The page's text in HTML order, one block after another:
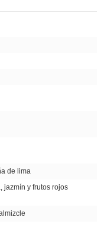
de lima
jazmín y frutos rojos